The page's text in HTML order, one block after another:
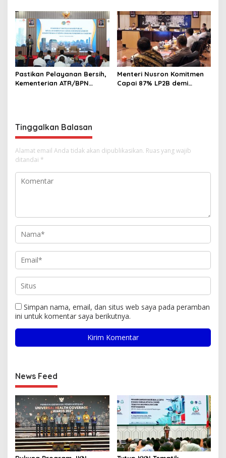
Terima Anugerah Reksa
Bandha 2025
Lakukan Revisi Rencana
Tata Ruang
Pastikan Pelayanan Bersih,
Kementerian ATR/BPN
Menteri Nusron Komitmen
Capai 87% LP2B demi
Tinggalkan Balasan
Alamat email Anda tidak akan dipublikasikan. Ruas yang wajib
ditandai *
Simpan nama, email, dan situs web saya pada peramban
ini untuk komentar saya berikutnya.
News Feed